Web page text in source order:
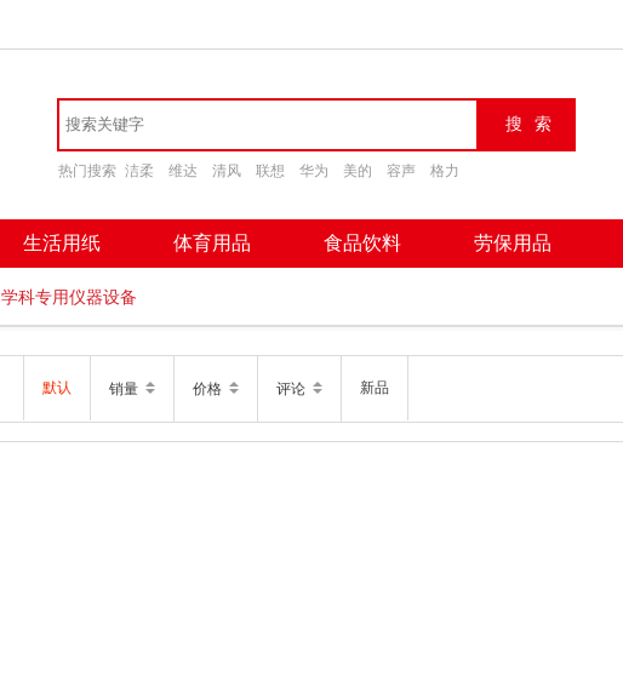
热门搜索 洁柔 维达 清风 联想 华为 美的 容声 格力
生活用纸 体育用品 食品饮料 劳保用品
学科专用仪器设备
默认 销量 价格 评论 新品